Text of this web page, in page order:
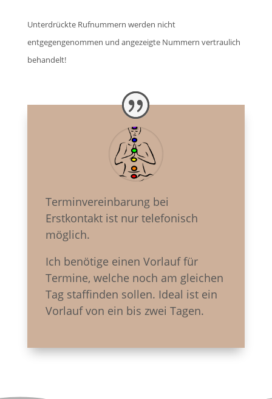
Unterdrückte Rufnummern werden nicht
entgegengenommen und angezeigte Nummern vertraulich
behandelt!
Terminvereinbarung bei
Erstkontakt ist nur telefonisch
möglich.
Ich benötige einen Vorlauf für
Termine, welche noch am gleichen
Tag staffinden sollen. Ideal ist ein
Vorlauf von ein bis zwei Tagen.